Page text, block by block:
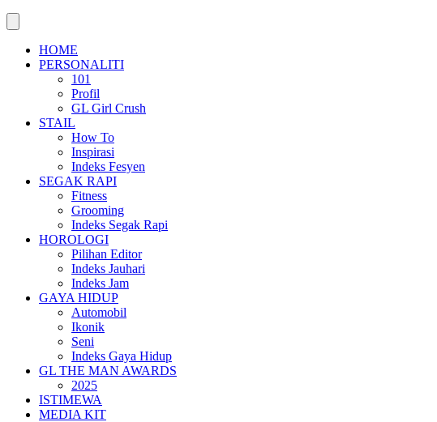
HOME
PERSONALITI
101
Profil
GL Girl Crush
STAIL
How To
Inspirasi
Indeks Fesyen
SEGAK RAPI
Fitness
Grooming
Indeks Segak Rapi
HOROLOGI
Pilihan Editor
Indeks Jauhari
Indeks Jam
GAYA HIDUP
Automobil
Ikonik
Seni
Indeks Gaya Hidup
GL THE MAN AWARDS
2025
ISTIMEWA
MEDIA KIT